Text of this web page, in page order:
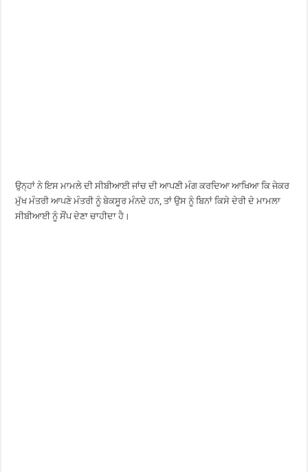
ਉਨ੍ਹਾਂ ਨੇ ਇਸ ਮਾਮਲੇ ਦੀ ਸੀਬੀਆਈ ਜਾਂਚ ਦੀ ਆਪਣੀ ਮੰਗ ਕਰਦਿਆ ਆਖਿਆ ਕਿ ਜੇਕਰ
ਮੁੱਖ ਮੰਤਰੀ ਆਪਣੇ ਮੰਤਰੀ ਨੂੰ ਬੇਕਸੂਰ ਮੰਨਦੇ ਹਨ, ਤਾਂ ਉਸ ਨੂੰ ਬਿਨਾਂ ਕਿਸੇ ਦੇਰੀ ਦੇ ਮਾਮਲਾ
ਸੀਬੀਆਈ ਨੂੰ ਸੌਂਪ ਦੇਣਾ ਚਾਹੀਦਾ ਹੈ।